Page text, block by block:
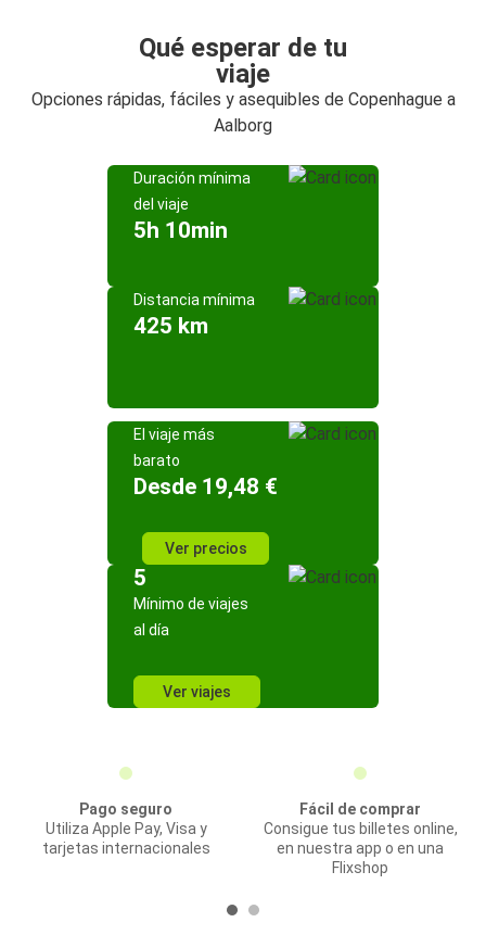
Qué esperar de tu
viaje
Opciones rápidas, fáciles y asequibles de Copenhague a
Aalborg
Duración mínima
del viaje
5h 10min
Distancia mínima
425 km
El viaje más
barato
Desde 19,48 €
Ver precios
5
Mínimo de viajes
al día
Ver viajes
Pago seguro
Utiliza Apple Pay, Visa y
tarjetas internacionales
Fácil de comprar
Consigue tus billetes online,
en nuestra app o en una
Flixshop